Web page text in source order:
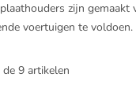
zijn
voertuigen te
nog jouw
9 artikelen